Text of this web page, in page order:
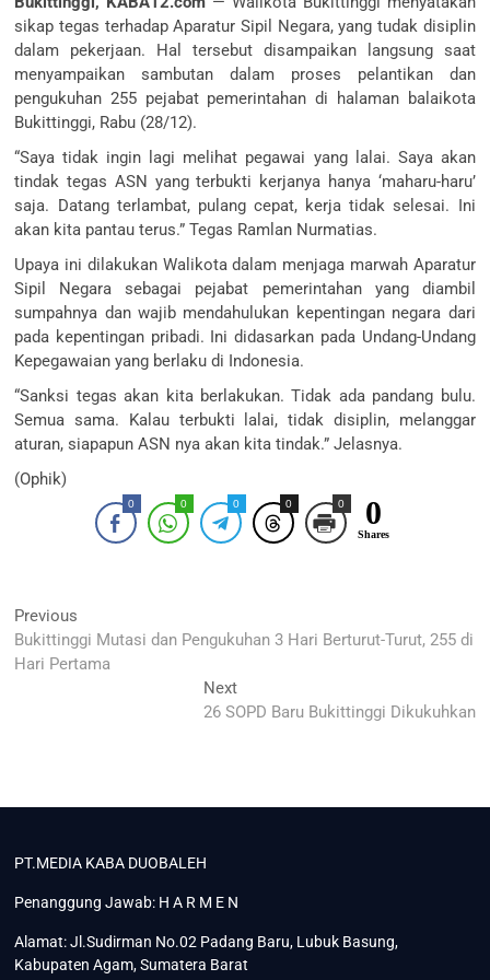
sikap tegas terhadap Aparatur Sipil Negara, yang tudak disiplin
dalam pekerjaan. Hal tersebut disampaikan langsung saat
menyampaikan sambutan dalam proses pelantikan dan
pengukuhan 255 pejabat pemerintahan di halaman balaikota
Bukittinggi, Rabu (28/12).
“Saya tidak ingin lagi melihat pegawai yang lalai. Saya akan
tindak tegas ASN yang terbukti kerjanya hanya ‘maharu-haru’
saja. Datang terlambat, pulang cepat, kerja tidak selesai. Ini
akan kita pantau terus.” Tegas Ramlan Nurmatias.
Upaya ini dilakukan Walikota dalam menjaga marwah Aparatur
Sipil Negara sebagai pejabat pemerintahan yang diambil
sumpahnya dan wajib mendahulukan kepentingan negara dari
pada kepentingan pribadi. Ini didasarkan pada Undang-Undang
Kepegawaian yang berlaku di Indonesia.
“Sanksi tegas akan kita berlakukan. Tidak ada pandang bulu.
Semua sama. Kalau terbukti lalai, tidak disiplin, melanggar
aturan, siapapun ASN nya akan kita tindak.” Jelasnya.
(Ophik)
0 0 0 0 0 0
Shares
Navigasi
pos
Previous
post:
Bukittinggi Mutasi dan Pengukuhan 3 Hari Berturut-Turut, 255 di
Hari Pertama
NextNext
post:
26 SOPD Baru Bukittinggi Dikukuhkan
PT.MEDIA KABA DUOBALEH
Penanggung Jawab: H A R M E N
Alamat: Jl.Sudirman No.02 Padang Baru, Lubuk Basung,
Kabupaten Agam, Sumatera Barat